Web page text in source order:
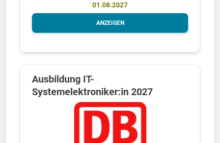
01.08.2027
ANZEIGEN
Ausbildung IT-
Systemelektroniker:in 2027